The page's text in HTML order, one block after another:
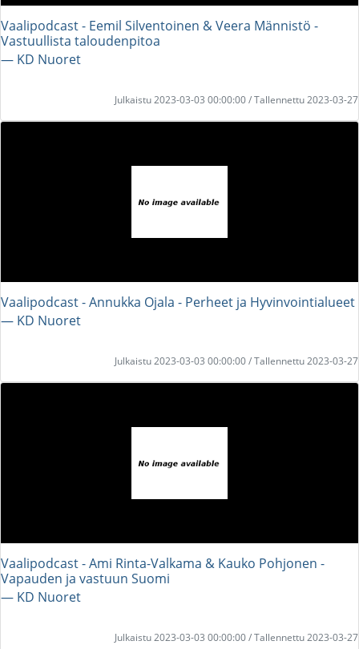
Vaalipodcast - Eemil Silventoinen & Veera Männistö -
Vastuullista taloudenpitoa
― KD Nuoret
Julkaistu 2023-03-03 00:00:00 / Tallennettu 2023-03-27
Vaalipodcast - Annukka Ojala - Perheet ja Hyvinvointialueet
― KD Nuoret
Julkaistu 2023-03-03 00:00:00 / Tallennettu 2023-03-27
Vaalipodcast - Ami Rinta-Valkama & Kauko Pohjonen -
Vapauden ja vastuun Suomi
― KD Nuoret
Julkaistu 2023-03-03 00:00:00 / Tallennettu 2023-03-27